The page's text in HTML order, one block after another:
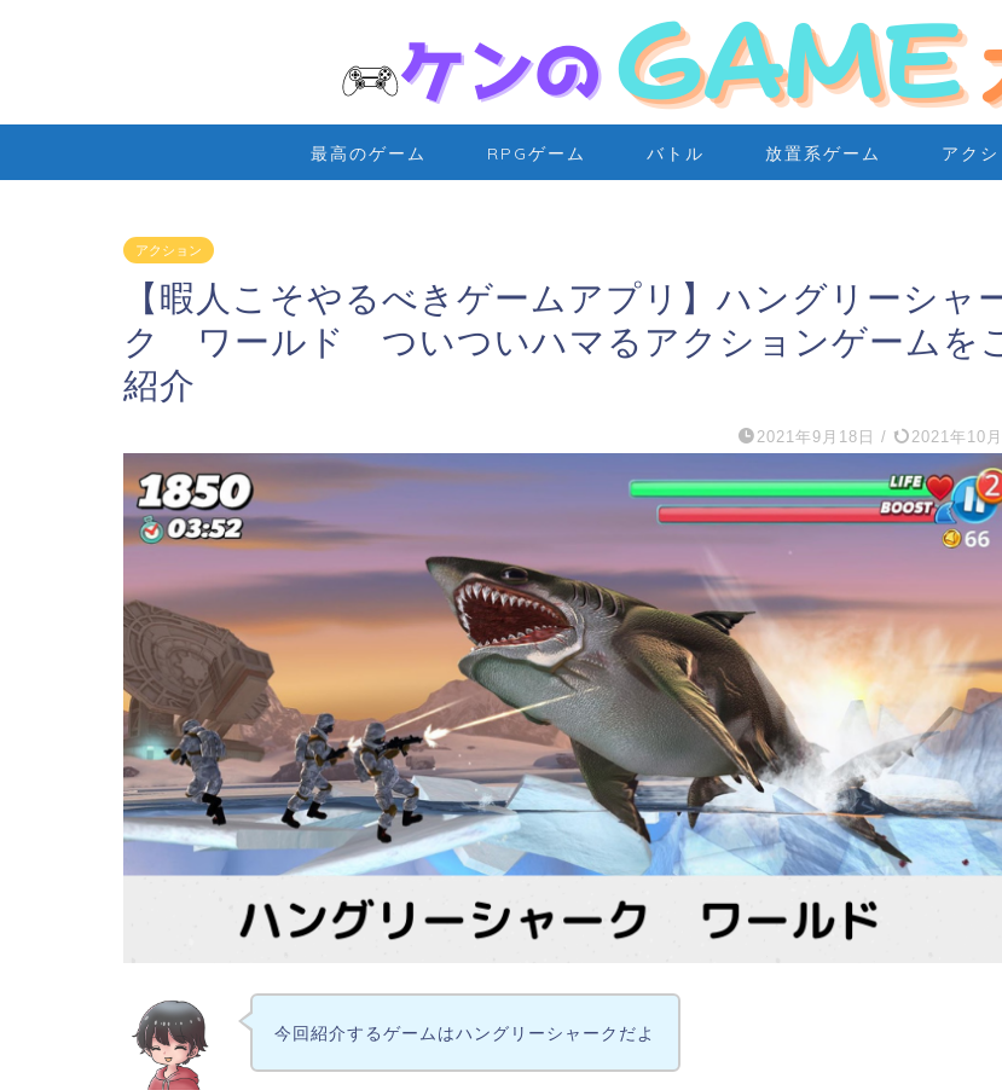
最高のゲーム RPGゲーム バトル 放置系ゲーム アクシ
アクション
【暇人こそやるべきゲームアプリ】ハングリーシャ
ク ワールド ついついハマるアクションゲームを
紹介
2021年9月18日 / 2021年10月
今回紹介するゲームはハングリーシャークだよ